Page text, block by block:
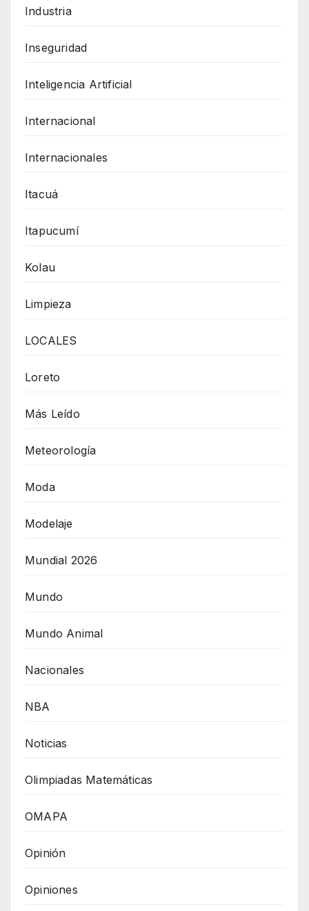
Industria
Inseguridad
Inteligencia Artificial
Internacional
Internacionales
Itacuá
Itapucumí
Kolau
Limpieza
LOCALES
Loreto
Más Leído
Meteorología
Moda
Modelaje
Mundial 2026
Mundo
Mundo Animal
Nacionales
NBA
Noticias
Olimpiadas Matemáticas
OMAPA
Opinión
Opiniones